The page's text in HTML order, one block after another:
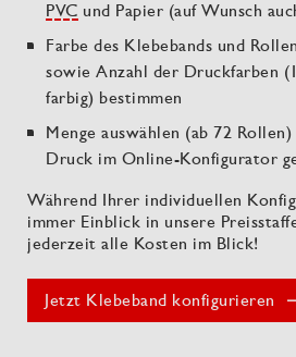
PVC und Papier (auf Wunsch
Farbe des Klebebands und
sowie Anzahl der Druckfarben
farbig) bestimmen
Menge auswählen (ab 72
Druck im Online-Konfigurator
Während Ihrer individuellen
immer Einblick in unsere
jederzeit alle Kosten im Blick!
Jetzt Klebeband konfigurieren